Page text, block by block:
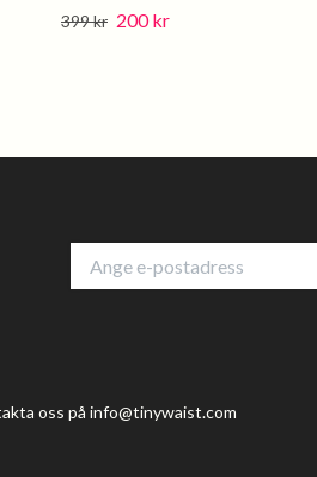
399 kr 200 kr
oss på info@tinywaist.com